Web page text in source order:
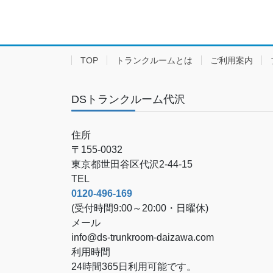
TOP トランクルームとは ご利用案内
DSトランクルーム代沢
住所
〒155-0032
東京都世田谷区代沢2-44-15
TEL
0120-496-169
(受付時間9:00～20:00・日曜休)
メール
info@ds-trunkroom-daizawa.com
利用時間
24時間365日利用可能です。